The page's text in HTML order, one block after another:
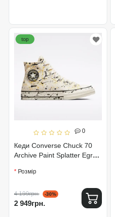
0
Кеди Converse Chuck 70
Archive Paint Splatter Egret
top
Розмір
4 199грн. -30%
2 949грн.